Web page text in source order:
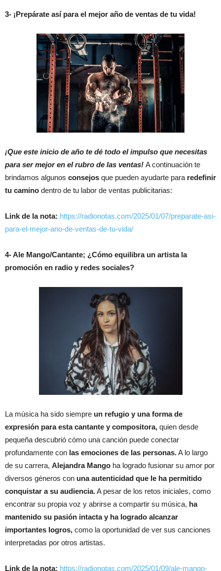
3- ¡Prepárate así para el mejor año de ventas de tu vida!
¡Que este inicio de año te dé todo el impulso que necesitas
para ser mejor en el rubro de las ventas! A continuación te
brindamos algunos consejos que pueden ayudarte para redefinir
tu camino dentro de tu labor de ventas publicitarias:
Link de la nota: https://radionotas.com/2025/01/07/preparate-asi-
para-el-mejor-ano-de-ventas-de-tu-vida/
4- Ale Mango/Cantante; ¿Cómo equilibra un artista la
promoción en radio y redes sociales?
La música ha sido siempre un refugio y una forma de
expresión para esta cantante y compositora, quien desde
pequeña descubrió cómo una canción puede conectar
profundamente con las emociones de las personas.A lo largo
de su carrera, Alejandra Mango ha logrado fusionar su amor por
diversos géneros con una autenticidad que le ha permitido
conquistar a su audiencia.A pesar de los retos iniciales, como
encontrar su propia voz y abrirse a compartir su música, ha
mantenido su pasión intacta y ha logrado alcanzar
importantes logros, como la oportunidad de ver sus canciones
interpretadas por otros artistas.
Link de la nota: https://radionotas.com/2025/01/09/ale-mango-